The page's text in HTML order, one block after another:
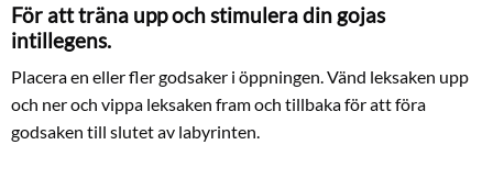
För att träna upp och stimulera din gojas
intillegens.
Placera en eller fler godsaker i öppningen. Vänd leksaken upp
och ner och vippa leksaken fram och tillbaka för att föra
godsaken till slutet av labyrinten.